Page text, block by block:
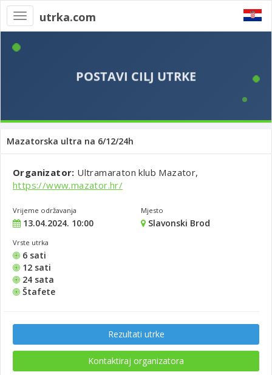
Toggle
navigation
utrka.com
Mazatorska ultra na 6/12/24h
Organizator: Ultramaraton klub Mazator,
https://www.mazator.hr/
Vrijeme održavanja
13.04.2024. 10:00
Mjesto
Slavonski Brod
Vrste utrka
6 sati
12 sati
24 sata
Štafete
Rezultati utrke
Kontaktiraj organizatora